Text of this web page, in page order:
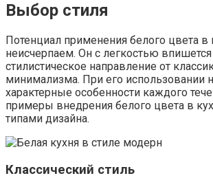
Выбор стиля
Потенциал применения белого цвета в
неисчерпаем. Он с легкостью
стилистическое направление от
минимализма. При его использовании
характерные особенности каждого
примеры внедрения белого цвета в
типами дизайна.
Классический стиль